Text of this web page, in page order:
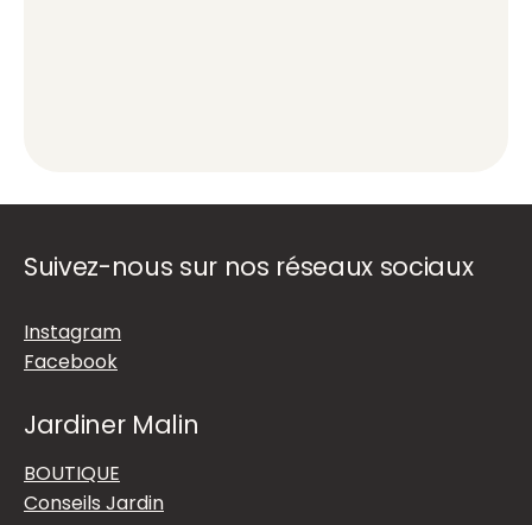
Suivez-nous sur nos réseaux sociaux
Instagram
Facebook
Jardiner Malin
BOUTIQUE
Conseils Jardin